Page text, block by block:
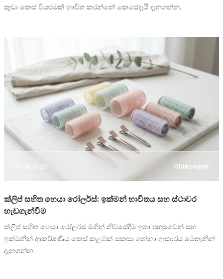
කුඩා කෙස් වියළුමක් භාවිත කරන්නේ කෙසේදැයි දැනගන්න.
05.08.2026 Oblikovanje
ක්ලිප් සහිත හෙයා රෝලර්ස්: ඉක්මන් භාවිතය සහ ස්ථාවර
හැඩගැන්වීම
ක්ලිප් සහිත හෙයා රෝලර්ස් මගින් නිවසේදීම ඉතා පහසුවෙන් සහ
ඉක්මනින් ආකර්ෂණීය කෙස් කළඹක් සකසා ගන්නා ආකාරය මෙතැනින්
දැනගන්න.